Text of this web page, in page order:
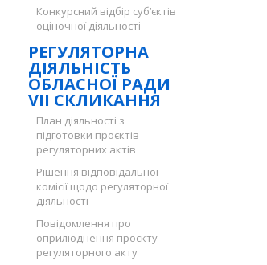
Конкурсний відбір суб’єктів
оціночної діяльності
РЕГУЛЯТОРНА
ДІЯЛЬНІСТЬ
ОБЛАСНОЇ РАДИ
VII СКЛИКАННЯ
План діяльності з
підготовки проєктів
регуляторних актів
Рішення відповідальної
комісії щодо регуляторної
діяльності
Повідомлення про
оприлюднення проєкту
регуляторного акту